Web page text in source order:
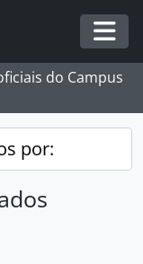
do Campus
por: